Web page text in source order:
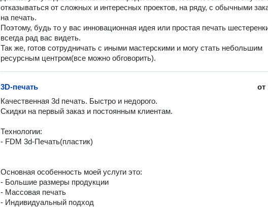
отказываться от сложных и интересных проектов, на ряду, с обычными
на печать.
Поэтому, будь то у вас инновационная идея или простая печать
всегда рад вас видеть.
Так же, готов сотрудничать с иными мастерскими и могу стать небольшим
ресурсным центром(все можно обговорить).
от
3D-печать
Качественная 3d печать. Быстро и недорого.
Скидки на первый заказ и постоянным клиентам.
Технологии:
- FDM 3d-Печать(пластик)
Основная особенность моей услуги это:
- Большие размеры продукции
- Массовая печать
- Индивидуальный подход